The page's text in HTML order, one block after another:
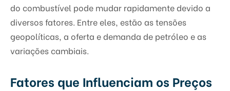
do combustível pode mudar rapidamente devido a
diversos fatores. Entre eles, estão as tensões
geopolíticas, a oferta e demanda de petróleo e as
variações cambiais.
Fatores que Influenciam os Preços